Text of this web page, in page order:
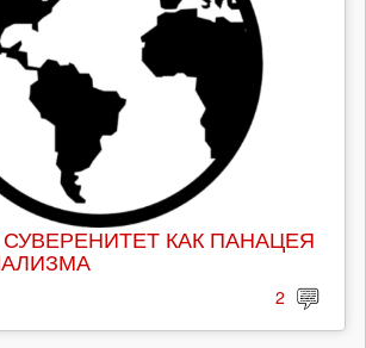
КАК ПАНАЦЕЯ
2